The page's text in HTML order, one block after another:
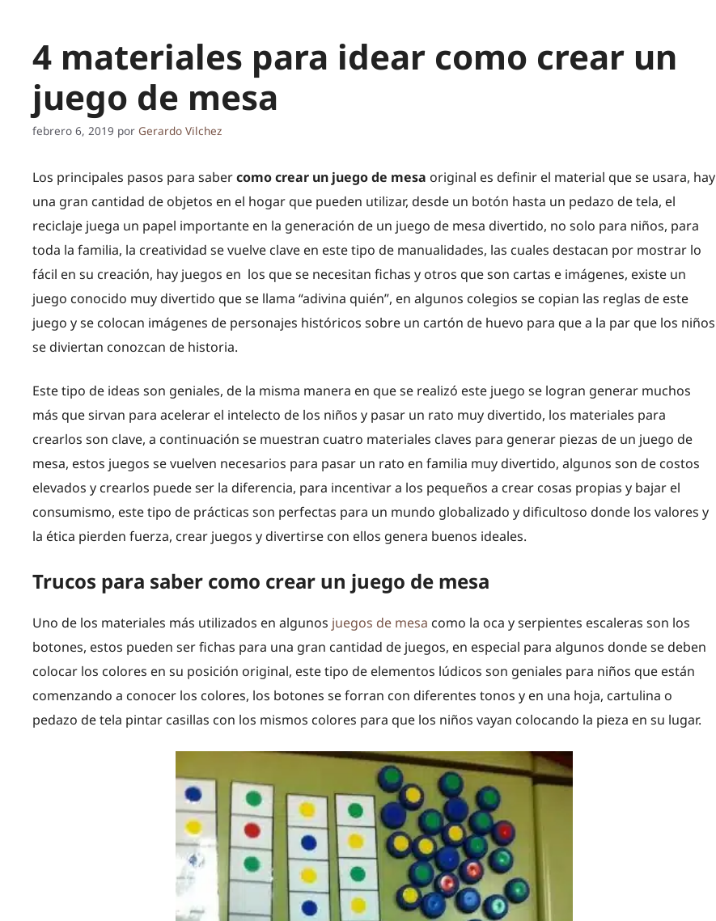
4 materiales para idear como crear un
juego de mesa
febrero 6, 2019 por Gerardo Vilchez
Los principales pasos para sabercomo crear un juego de mesa original es definir el material que se usara, hay
una gran cantidad de objetos en el hogar que pueden utilizar, desde un botón hasta un pedazo de tela, el
reciclaje juega un papel importante en la generación de un juego de mesa divertido, no solo para niños, para
toda la familia, la creatividad se vuelve clave en este tipo de manualidades, las cuales destacan por mostrar lo
fácil en su creación, hay juegos en los que se necesitan fichas y otros que son cartas e imágenes, existe un
juego conocido muy divertido que se llama “adivina quién”, en algunos colegios se copian las reglas de este
juego y se colocan imágenes de personajes históricos sobre un cartón de huevo para que a la par que los niños
se diviertan conozcan de historia.
Este tipo de ideas son geniales, de la misma manera en que se realizó este juego se logran generar muchos
más que sirvan para acelerar el intelecto de los niños y pasar un rato muy divertido, los materiales para
crearlos son clave, a continuación se muestran cuatro materiales claves para generar piezas de un juego de
mesa, estos juegos se vuelven necesarios para pasar un rato en familia muy divertido, algunos son de costos
elevados y crearlos puede ser la diferencia, para incentivar a los pequeños a crear cosas propias y bajar el
consumismo, este tipo de prácticas son perfectas para un mundo globalizado y dificultoso donde los valores y
la ética pierden fuerza, crear juegos y divertirse con ellos genera buenos ideales.
Trucos para saber como crear un juego de mesa
Uno de los materiales más utilizados en algunos juegos de mesa como la oca y serpientes escaleras son los
botones, estos pueden ser fichas para una gran cantidad de juegos, en especial para algunos donde se deben
colocar los colores en su posición original, este tipo de elementos lúdicos son geniales para niños que están
comenzando a conocer los colores, los botones se forran con diferentes tonos y en una hoja, cartulina o
pedazo de tela pintar casillas con los mismos colores para que los niños vayan colocando la pieza en su lugar.